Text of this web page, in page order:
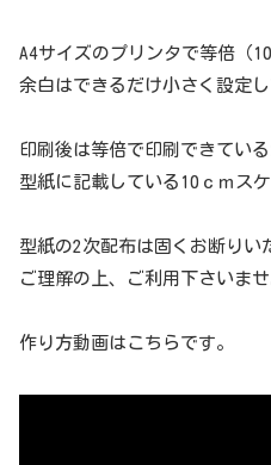
A4サイズのプリンタで等倍（
余白はできるだけ小さく設定し
印刷後は等倍で印刷できてい
型紙に記載している10ｃｍス
型紙の2次配布は固くお断りい
ご理解の上、ご利用下さいませ
作り方動画はこちらです。